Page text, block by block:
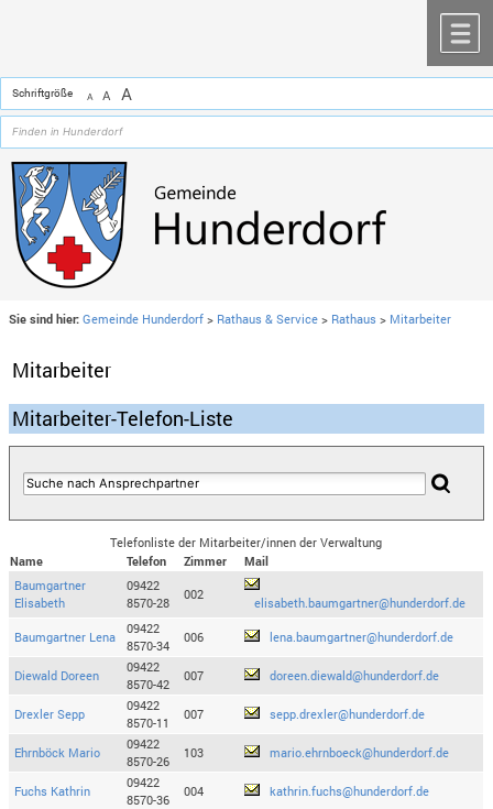
Schriftgröße A A A
Sie sind hier: Gemeinde Hunderdorf > Rathaus & Service > Rathaus > Mitarbeiter
Mitarbeiter
Mitarbeiter-Telefon-Liste
Telefonliste der Mitarbeiter/innen der Verwaltung
Name
Telefon Zimmer
Mail
Baumgartner
Elisabeth
09422
8570-28
002
elisabeth.baumgartner@hunderdorf.de
Baumgartner Lena
09422
8570-34
006 lena.baumgartner@hunderdorf.de
Diewald Doreen
09422
8570-42
007 doreen.diewald@hunderdorf.de
Drexler Sepp
09422
8570-11
007 sepp.drexler@hunderdorf.de
Ehrnböck Mario
09422
8570-26
103 mario.ehrnboeck@hunderdorf.de
Fuchs Kathrin
09422
8570-36
004 kathrin.fuchs@hunderdorf.de